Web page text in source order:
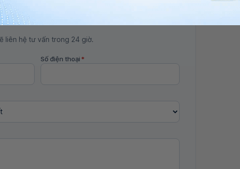
liên hệ tư vấn trong 24 giờ.
Số điện thoại *